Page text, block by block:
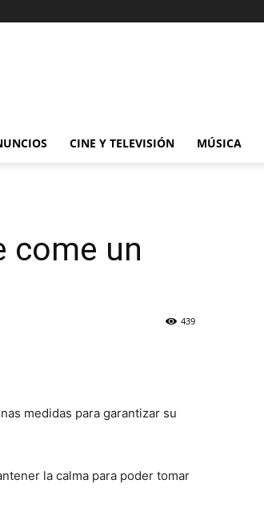
CINE Y TELEVISIÓN MÚSICA
come un
439
medidas para garantizar su
la calma para poder tomar